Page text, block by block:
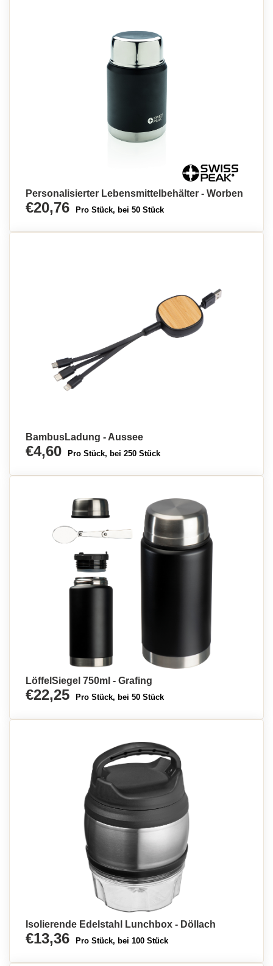
Personalisierter Lebensmittelbehälter - Worben
€20,76 Pro Stück, bei 50 Stück
BambusLadung - Aussee
€4,60 Pro Stück, bei 250 Stück
LöffelSiegel 750ml - Grafing
€22,25 Pro Stück, bei 50 Stück
Isolierende Edelstahl Lunchbox - Döllach
€13,36 Pro Stück, bei 100 Stück